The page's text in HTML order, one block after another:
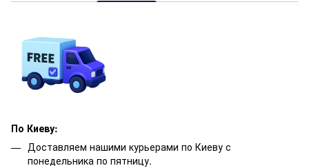
По Киеву:
Доставляем нашими курьерами по Киеву с
понедельника по пятницу.